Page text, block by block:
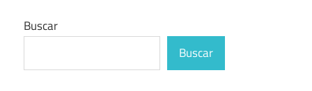
Buscar
Buscar